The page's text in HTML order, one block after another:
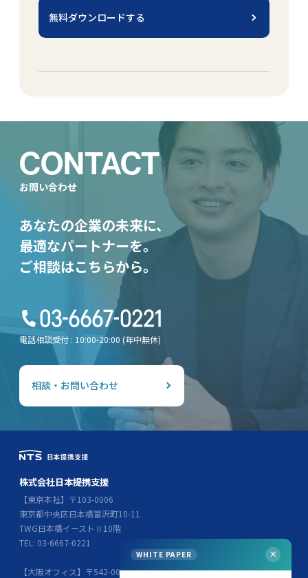
無料ダウンロードする
CONTACT
お問い合わせ
あなたの企業の未来に、
最適なパートナーを。
ご相談はこちらから。
電話相談受付 : 10:00-20:00 (年中無休)
相談・お問い合わせ
株式会社日本提携支援
【東京本社】〒103-0006
東京都中央区日本橋富沢町10-11
TWG日本橋イーストⅡ10階
TEL: 03-6667-0221
【大阪オフィス】〒542-0076
WHITE PAPER ✕